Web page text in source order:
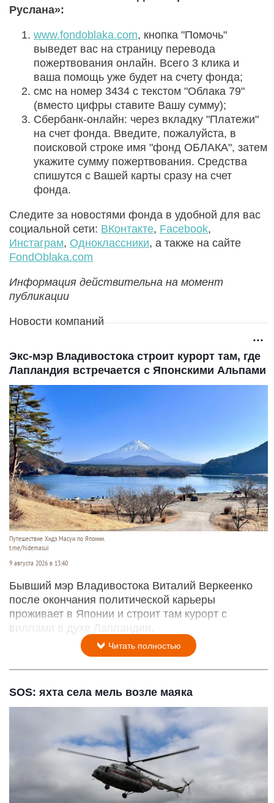
Руслана»:
www.fondoblaka.com, кнопка "Помочь"
выведет вас на страницу перевода
пожертвования онлайн. Всего 3 клика и
ваша помощь уже будет на счету фонда;
смс на номер 3434 с текстом "Облака 79"
(вместо цифры ставите Вашу сумму);
Сбербанк-онлайн: через вкладку "Платежи"
на счет фонда. Введите, пожалуйста, в
поисковой строке имя "фонд ОБЛАКА", затем
укажите сумму пожертвования. Средства
спишутся с Вашей карты сразу на счет
фонда.
Следите за новостями фонда в удобной для вас
социальной сети: ВКонтакте, Facebook,
Инстаграм, Одноклассники, а также на сайте
FondOblaka.com
Информация действительна на момент
публикации
Новости компаний
Экс-мэр Владивостока строит курорт там, где
Лапландия встречается с Японскими Альпами
Путешествие Хидэ Масуи по Японии.
t.me/hidemasui
9 августа 2026 в 13:40
Бывший мэр Владивостока Виталий Веркеенко
после окончания политической карьеры
проживает в Японии и строит там курорт с
виллами в духе Лапландии.
Читать полностью
SOS: яхта села мель возле маяка